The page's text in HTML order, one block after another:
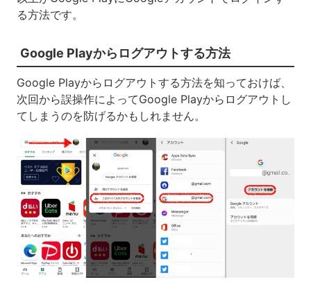
る方法です。
Google Playからログアウトする方法
Google Playからログアウトする方法を知っておけば、
次回から誤操作によってGoogle Playからログアウトし
てしまうのを防げるかもしれません。